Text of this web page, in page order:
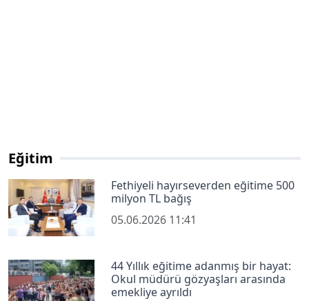
Eğitim
Fethiyeli hayırseverden eğitime 500
milyon TL bağış
05.06.2026 11:41
44 Yıllık eğitime adanmış bir hayat:
Okul müdürü gözyaşları arasında
emekliye ayrıldı